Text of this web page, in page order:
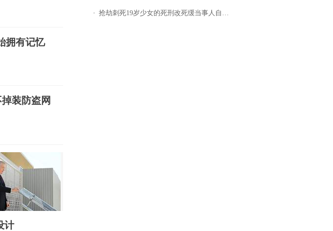
拥有记忆
装防盗网
计
抢劫刺死19岁少女的死刑改死缓当事人自述：出狱11年间始终刻意躲避被害人家属